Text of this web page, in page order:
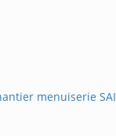
menuiserie